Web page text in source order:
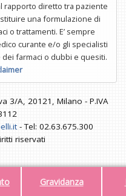
Gravidanza
rapporto diretto tra paziente
una formulazione di
o trattamenti. E’ sempre
curante e/o gli specialisti
farmaci o dubbi e quesiti.
3/A, 20121, Milano - P.IVA
- Tel: 02.63.675.300
riservati